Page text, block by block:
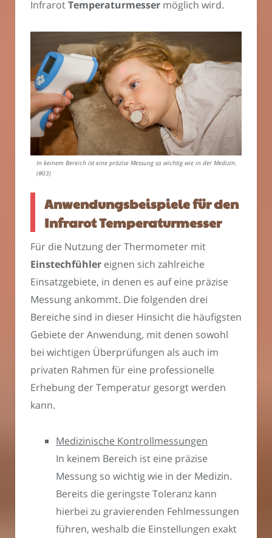
InfrarotTemperaturmesser möglich wird.
In keinem Bereich ist eine präzise Messung so wichtig wie in der Medizin.
(#03)
Anwendungsbeispiele für den
Infrarot Temperaturmesser
Für die Nutzung der Thermometer mit
Einstechfühler eignen sich zahlreiche
Einsatzgebiete, in denen es auf eine präzise
Messung ankommt. Die folgenden drei
Bereiche sind in dieser Hinsicht die häufigsten
Gebiete der Anwendung, mit denen sowohl
bei wichtigen Überprüfungen als auch im
privaten Rahmen für eine professionelle
Erhebung der Temperatur gesorgt werden
kann.
Medizinische Kontrollmessungen
In keinem Bereich ist eine präzise
Messung so wichtig wie in der Medizin.
Bereits die geringste Toleranz kann
hierbei zu gravierenden Fehlmessungen
führen, weshalb die Einstellungen exakt